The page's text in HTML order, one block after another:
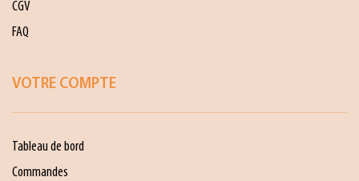
CGV
FAQ
VOTRE COMPTE
Tableau de bord
Commandes